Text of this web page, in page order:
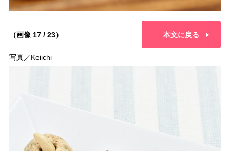
（画像 17 / 23） 本文に戻る
写真／Keiichi